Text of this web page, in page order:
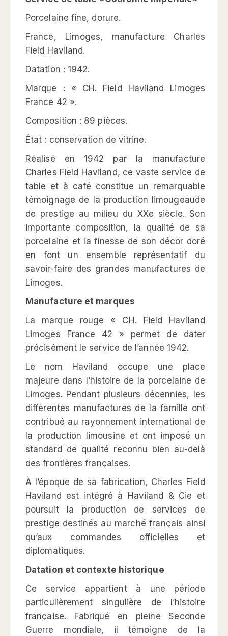
Porcelaine fine, dorure.
France, Limoges, manufacture Charles
Field Haviland.
Datation : 1942.
Marque : « CH. Field Haviland Limoges
France 42 ».
Composition : 89 pièces.
État : conservation de vitrine.
Réalisé en 1942 par la manufacture
Charles Field Haviland, ce vaste service de
table et à café constitue un remarquable
témoignage de la production limougeaude
de prestige au milieu du XXe siècle. Son
importante composition, la qualité de sa
porcelaine et la finesse de son décor doré
en font un ensemble représentatif du
savoir-faire des grandes manufactures de
Limoges.
Manufacture et marques
La marque rouge « CH. Field Haviland
Limoges France 42 » permet de dater
précisément le service de l’année 1942.
Le nom Haviland occupe une place
majeure dans l’histoire de la porcelaine de
Limoges. Pendant plusieurs décennies, les
différentes manufactures de la famille ont
contribué au rayonnement international de
la production limousine et ont imposé un
standard de qualité reconnu bien au-delà
des frontières françaises.
À l’époque de sa fabrication, Charles Field
Haviland est intégré à Haviland & Cie et
poursuit la production de services de
prestige destinés au marché français ainsi
qu’aux commandes officielles et
diplomatiques.
Datation et contexte historique
Ce service appartient à une période
particulièrement singulière de l’histoire
française. Fabriqué en pleine Seconde
Guerre mondiale, il témoigne de la